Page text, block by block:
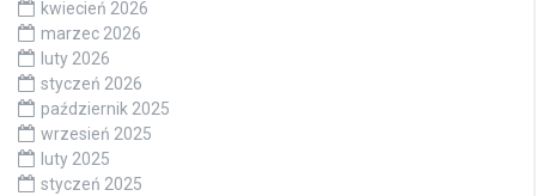
kwiecień 2026
marzec 2026
luty 2026
styczeń 2026
październik 2025
wrzesień 2025
luty 2025
styczeń 2025